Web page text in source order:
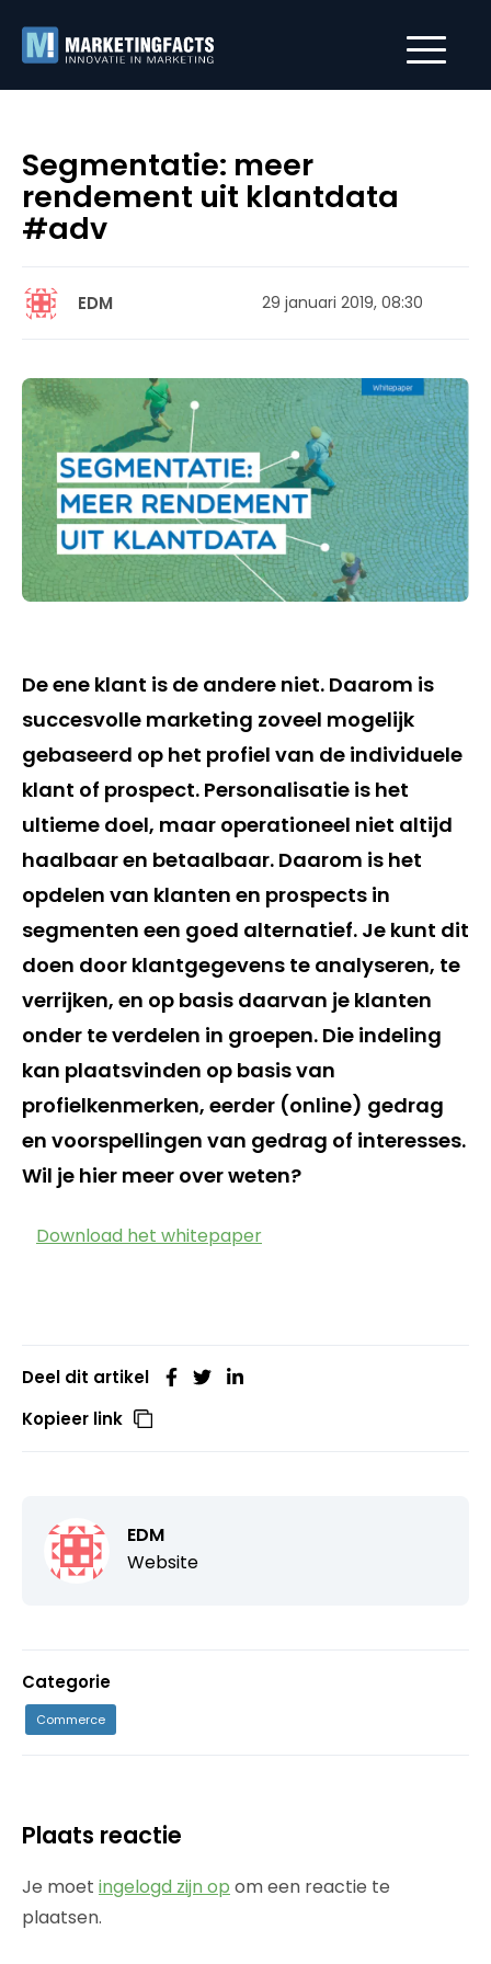
Segmentatie: meer
rendement uit klantdata
#adv
EDM 29 januari 2019, 08:30
De ene klant is de andere niet. Daarom is
succesvolle marketing zoveel mogelijk
gebaseerd op het profiel van de individuele
klant of prospect. Personalisatie is het
ultieme doel, maar operationeel niet altijd
haalbaar en betaalbaar. Daarom is het
opdelen van klanten en prospects in
segmenten een goed alternatief. Je kunt dit
doen door klantgegevens te analyseren, te
verrijken, en op basis daarvan je klanten
onder te verdelen in groepen. Die indeling
kan plaatsvinden op basis van
profielkenmerken, eerder (online) gedrag
en voorspellingen van gedrag of interesses.
Wil je hier meer over weten?
Download het whitepaper
Deel dit artikel
Kopieer link
EDM
Website
Categorie
Commerce
Plaats reactie
Je moet ingelogd zijn op om een reactie te
plaatsen.